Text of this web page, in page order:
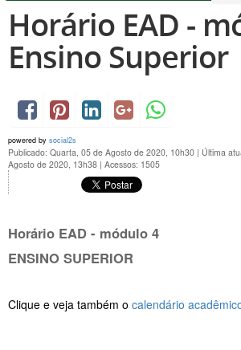
Horário EAD -
Ensino Superior
powered by social2s
Publicado: Quarta, 05 de Agosto de 2020, 10h30 | Última
Agosto de 2020, 13h38 | Acessos: 1505
Horário EAD - módulo 4
ENSINO SUPERIOR
Clique e veja também o calendário